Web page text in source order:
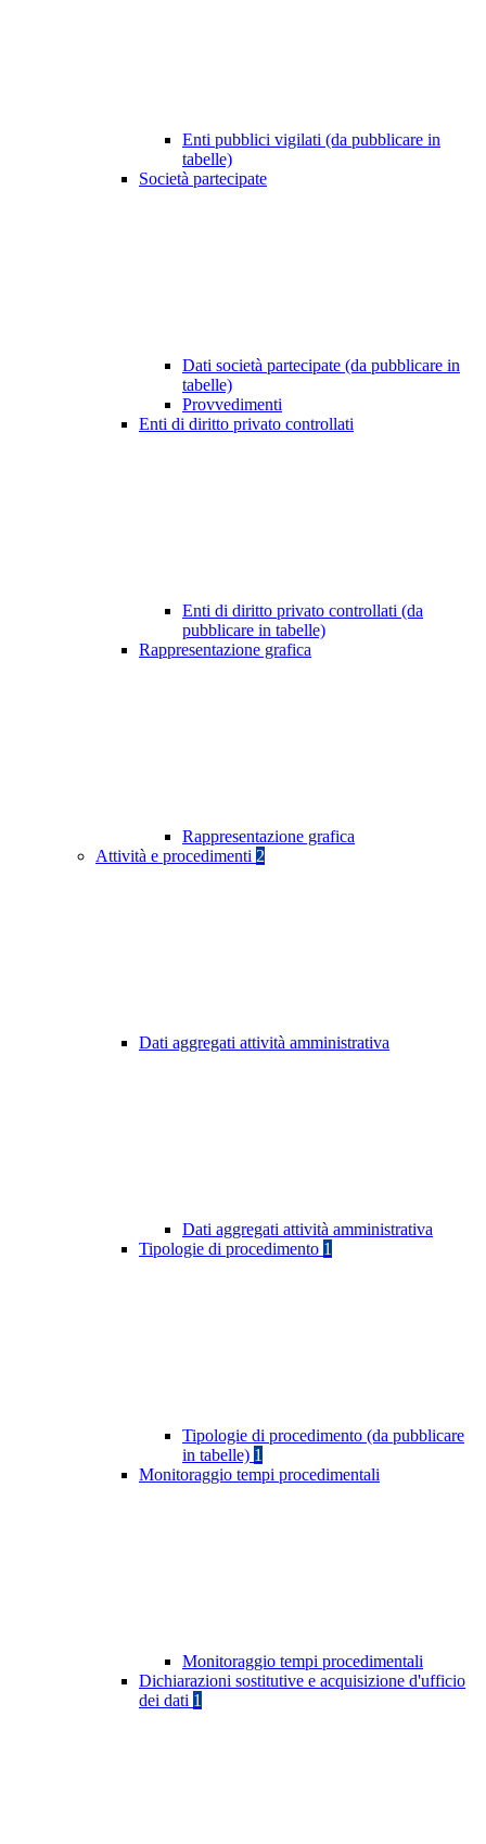
Enti pubblici vigilati (da pubblicare in
tabelle)
Società partecipate
Dati società partecipate (da pubblicare in
tabelle)
Provvedimenti
Enti di diritto privato controllati
Enti di diritto privato controllati (da
pubblicare in tabelle)
Rappresentazione grafica
Rappresentazione grafica
Attività e procedimenti 2
Dati aggregati attività amministrativa
Dati aggregati attività amministrativa
Tipologie di procedimento 1
Tipologie di procedimento (da pubblicare
in tabelle) 1
Monitoraggio tempi procedimentali
Monitoraggio tempi procedimentali
Dichiarazioni sostitutive e acquisizione d'ufficio
dei dati 1